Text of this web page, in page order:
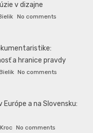
v dizajne
No comments
a hranice pravdy
No comments
a na Slovensku:
No comments